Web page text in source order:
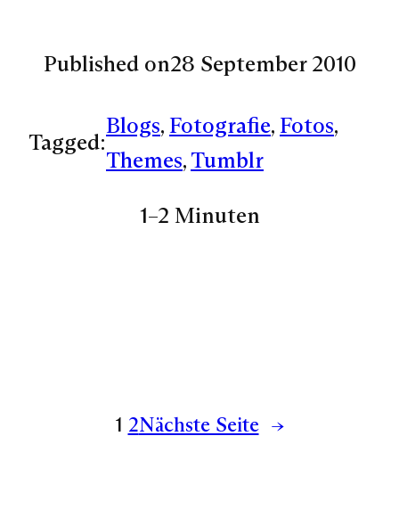
Published on28 September 2010
Tagged:
Blogs, Fotografie, Fotos
Themes, Tumblr
1–2 Minuten
1 2Nächste Seite →